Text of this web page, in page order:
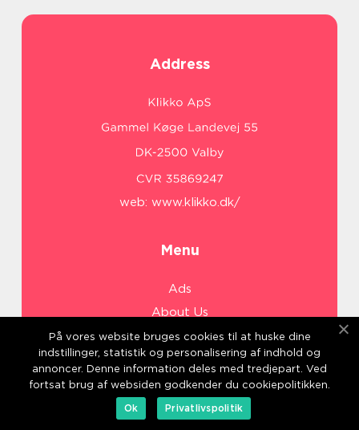
Address
web: www.klikko.dk/
Menu
Ads
About Us
Cookies
Contact
Sitemap
På vores website bruges cookies til at huske dine
indstillinger, statistik og personalisering af indhold og
annoncer. Denne information deles med tredjepart. Ved
fortsat brug af websiden godkender du cookiepolitikken.
Ok
Privatlivspolitik